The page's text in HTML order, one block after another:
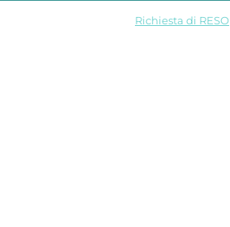
Richiesta di RESO